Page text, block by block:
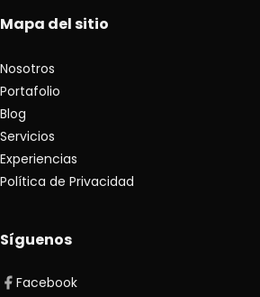
Mapa del sitio
Nosotros
Portafolio
Blog
Servicios
Experiencias
Política de Privacidad
Síguenos
Facebook